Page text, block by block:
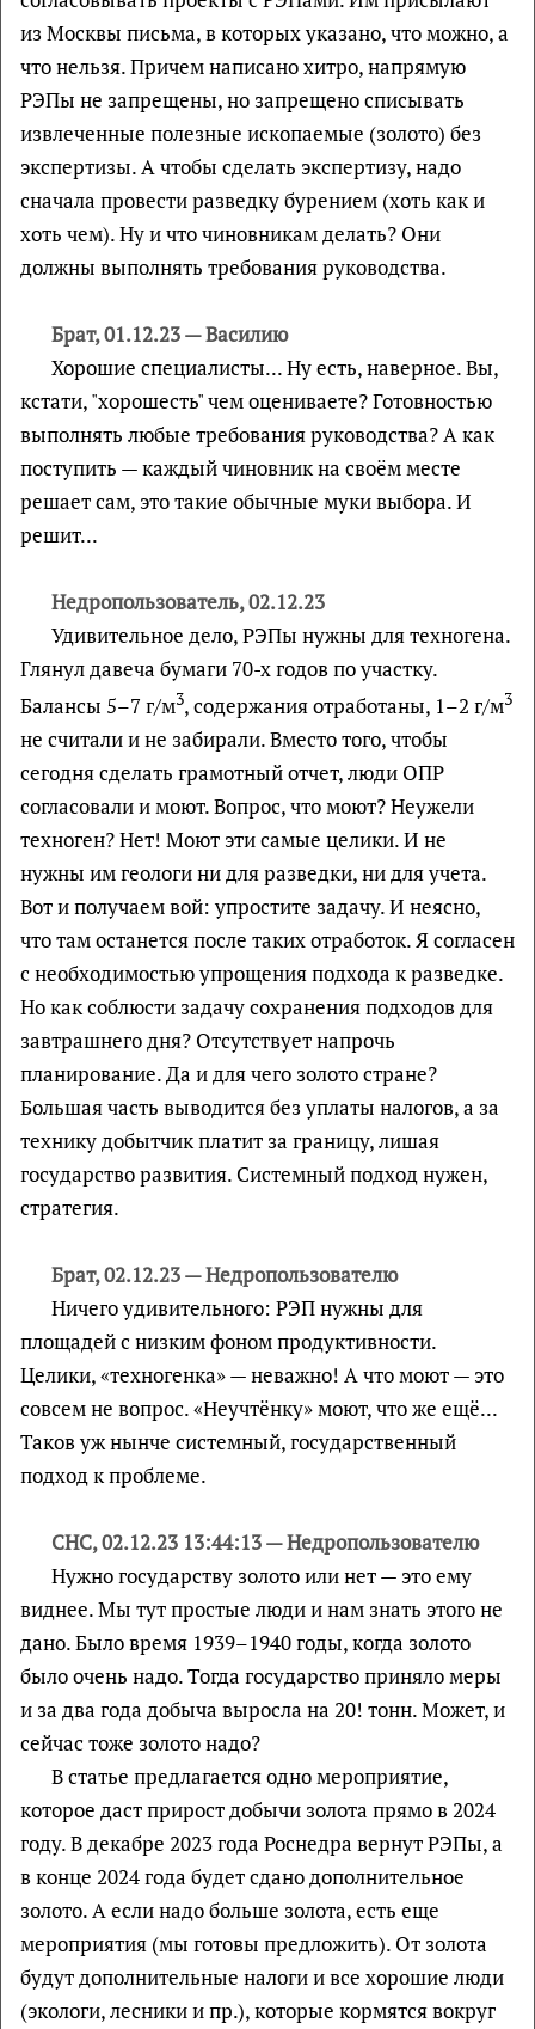
из Москвы письма, в которых указано, что можно, а
что нельзя. Причем написано хитро, напрямую
РЭПы не запрещены, но запрещено списывать
извлеченные полезные ископаемые (золото) без
экспертизы. А чтобы сделать экспертизу, надо
сначала провести разведку бурением (хоть как и
хоть чем). Ну и что чиновникам делать? Они
должны выполнять требования руководства.
Брат, 01.12.23 — Василию
Хорошие специалисты... Ну есть, наверное. Вы,
кстати, "хорошесть" чем оцениваете? Готовностью
выполнять любые требования руководства? А как
поступить — каждый чиновник на своём месте
решает сам, это такие обычные муки выбора. И
решит...
Недропользователь, 02.12.23
Удивительное дело, РЭПы нужны для техногена.
Глянул давеча бумаги 70-х годов по участку.
Балансы 5–7 г/м3, содержания отработаны, 1–2 г/м3
не считали и не забирали. Вместо того, чтобы
сегодня сделать грамотный отчет, люди ОПР
согласовали и моют. Вопрос, что моют? Неужели
техноген? Нет! Моют эти самые целики. И не
нужны им геологи ни для разведки, ни для учета.
Вот и получаем вой: упростите задачу. И неясно,
что там останется после таких отработок. Я согласен
с необходимостью упрощения подхода к разведке.
Но как соблюсти задачу сохранения подходов для
завтрашнего дня? Отсутствует напрочь
планирование. Да и для чего золото стране?
Большая часть выводится без уплаты налогов, а за
технику добытчик платит за границу, лишая
государство развития. Системный подход нужен,
стратегия.
Брат, 02.12.23 — Недропользователю
Ничего удивительного: РЭП нужны для
площадей с низким фоном продуктивности.
Целики, «техногенка» — неважно! А что моют — это
совсем не вопрос. «Неучтёнку» моют, что же ещё...
Таков уж нынче системный, государственный
подход к проблеме.
СНС, 02.12.23 13:44:13 — Недропользователю
Нужно государству золото или нет — это ему
виднее. Мы тут простые люди и нам знать этого не
дано. Было время 1939–1940 годы, когда золото
было очень надо. Тогда государство приняло меры
и за два года добыча выросла на 20! тонн. Может, и
сейчас тоже золото надо?
В статье предлагается одно мероприятие,
которое даст прирост добычи золота прямо в 2024
году. В декабре 2023 года Роснедра вернут РЭПы, а
в конце 2024 года будет сдано дополнительное
золото. А если надо больше золота, есть еще
мероприятия (мы готовы предложить). От золота
будут дополнительные налоги и все хорошие люди
(экологи, лесники и пр.), которые кормятся вокруг